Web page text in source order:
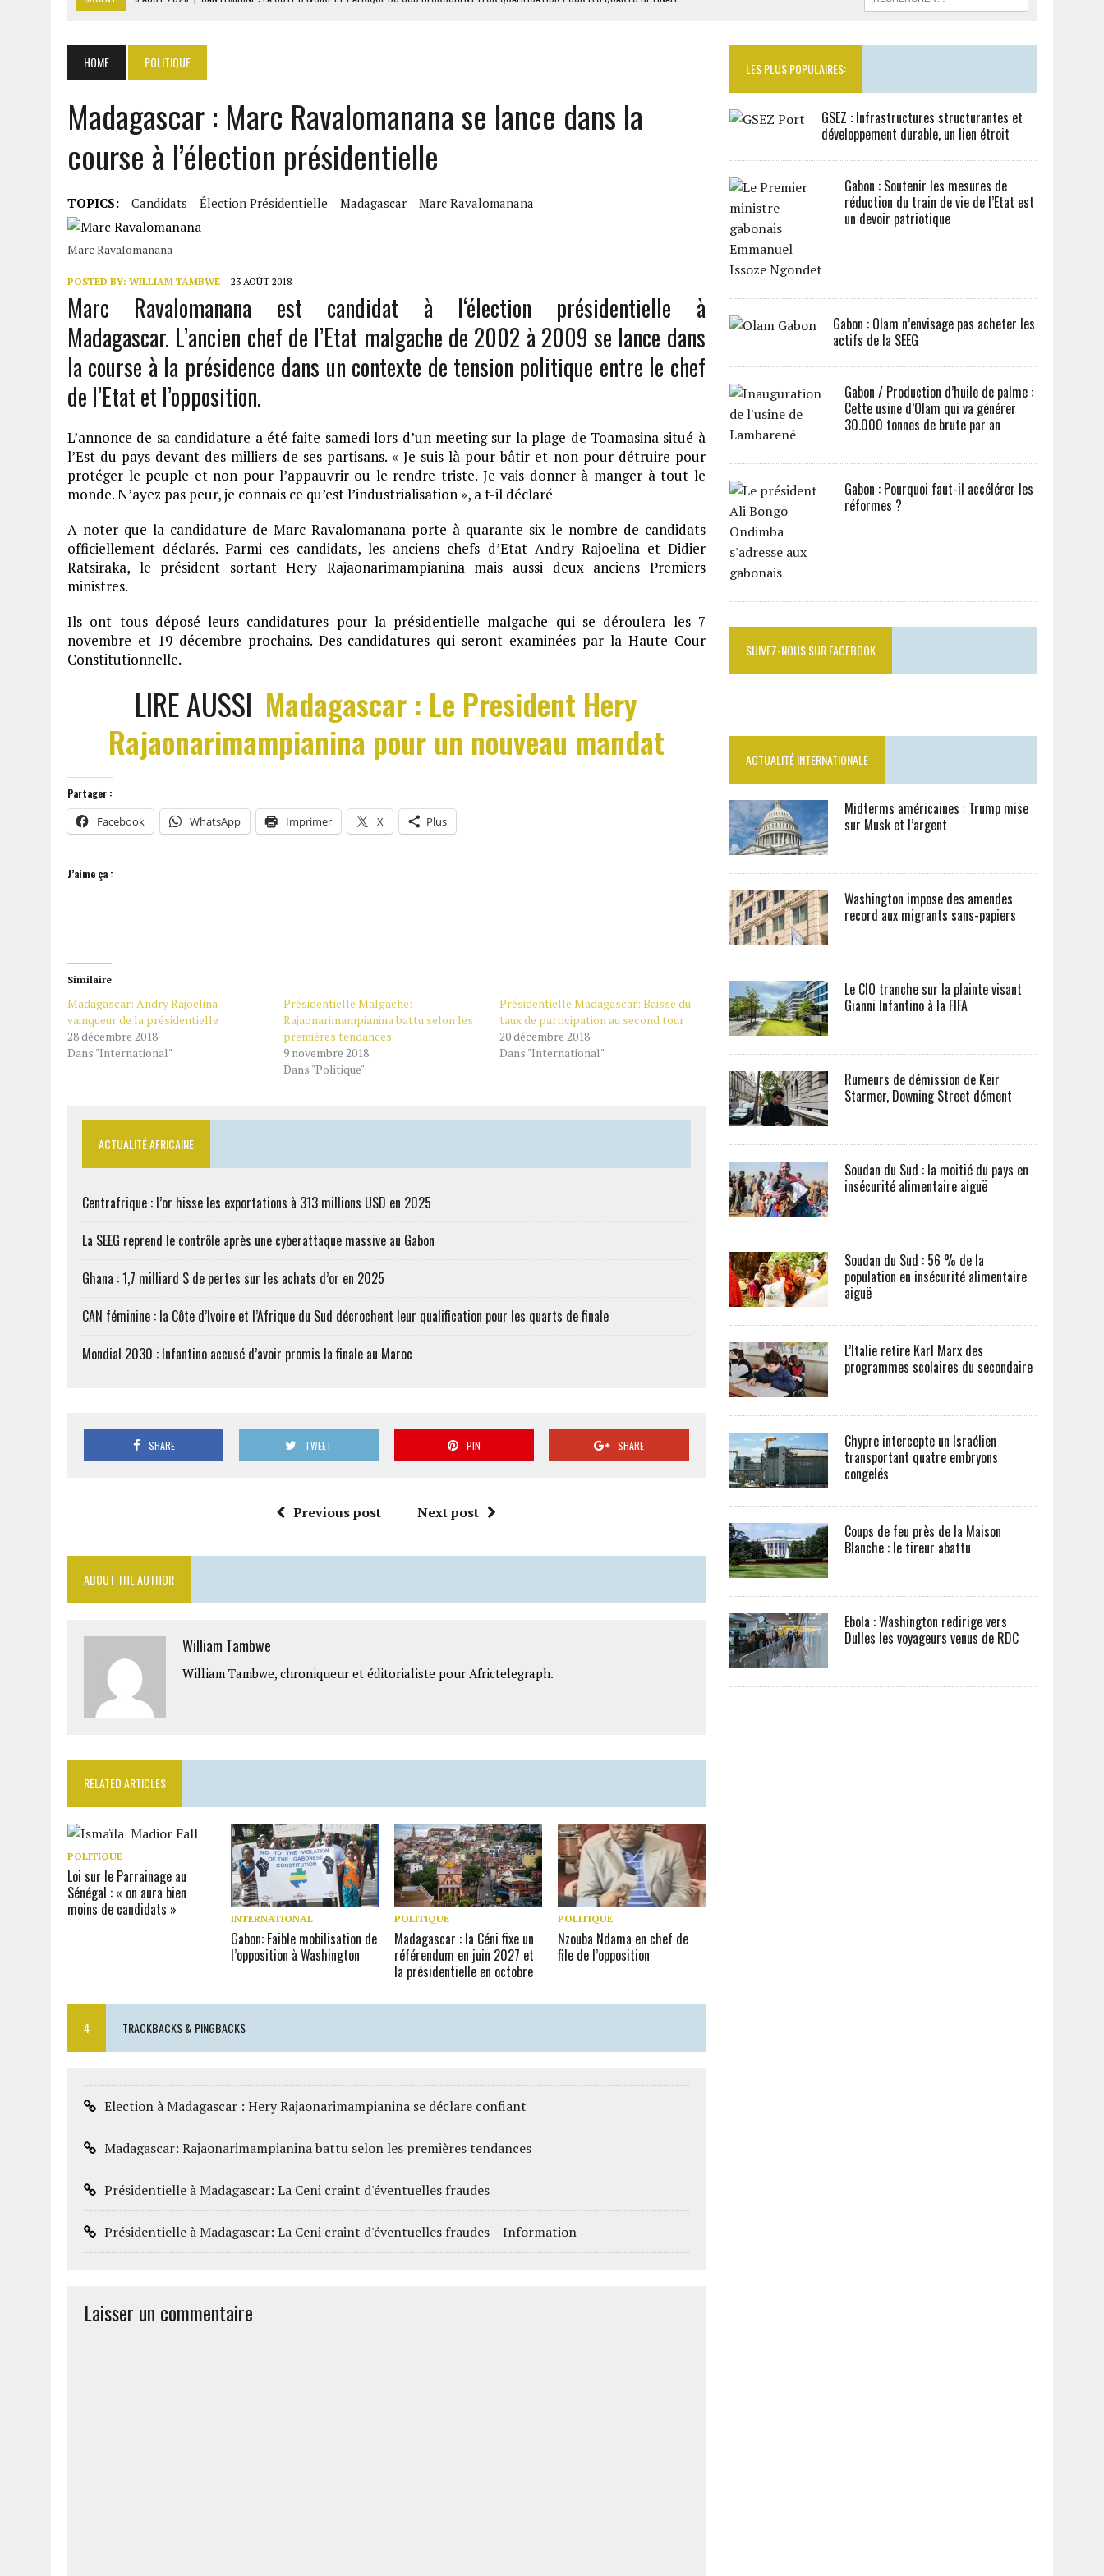
7 AOÛT 2026 | LA SEEG REPREND LE CONTRÔLE APRÈS UNE CYBERATTAQUE MASSIVE AU GABON
7 AOÛT 2026
GHANA : 1,7 MILLIARD $ DE PERTES SUR LES ACHATS D’OR EN 2025
HOME POLITIQUE
Madagascar : Marc Ravalomanana se lance dans la
course à l’élection présidentielle
TOPICS: Candidats Élection Présidentielle Madagascar Marc Ravalomanana
Marc Ravalomanana
POSTED BY: WILLIAM TAMBWE 23 AOÛT 2018
Marc Ravalomanana est candidat à l‘élection présidentielle à
Madagascar. L’ancien chef de l’Etat malgache de 2002 à 2009 se lance dans
la course à la présidence dans un contexte de tension politique entre le chef
de l’Etat et l’opposition.
L’annonce de sa candidature a été faite samedi lors d’un meeting sur la plage de Toamasina situé à
l’Est du pays devant des milliers de ses partisans. « Je suis là pour bâtir et non pour détruire pour
protéger le peuple et non pour l’appauvrir ou le rendre triste. Je vais donner à manger à tout le
monde. N’ayez pas peur, je connais ce qu’est l’industrialisation », a t-il déclaré
A noter que la candidature de Marc Ravalomanana porte à quarante-six le nombre de candidats
officiellement déclarés. Parmi ces candidats, les anciens chefs d’Etat Andry Rajoelina et Didier
Ratsiraka, le président sortant Hery Rajaonarimampianina mais aussi deux anciens Premiers
ministres.
Ils ont tous déposé leurs candidatures pour la présidentielle malgache qui se déroulera les 7
novembre et 19 décembre prochains. Des candidatures qui seront examinées par la Haute Cour
Constitutionnelle.
LIRE AUSSI Madagascar : Le President Hery
Rajaonarimampianina pour un nouveau mandat
Partager :
Facebook WhatsApp Imprimer X Plus
J’aime ça :
Similaire
Madagascar: Andry Rajoelina
vainqueur de la présidentielle
28 décembre 2018
Dans "International"
Présidentielle Malgache:
Rajaonarimampianina battu selon les
premières tendances
9 novembre 2018
Dans "Politique"
Présidentielle Madagascar: Baisse du
taux de participation au second tour
20 décembre 2018
Dans "International"
ACTUALITÉ AFRICAINE
Centrafrique : l’or hisse les exportations à 313 millions USD en 2025
La SEEG reprend le contrôle après une cyberattaque massive au Gabon
Ghana : 1,7 milliard $ de pertes sur les achats d’or en 2025
CAN féminine : la Côte d’Ivoire et l’Afrique du Sud décrochent leur qualification pour les quarts de finale
Mondial 2030 : Infantino accusé d’avoir promis la finale au Maroc
SHARE TWEET PIN SHARE
Previous post Next post
ABOUT THE AUTHOR
William Tambwe
William Tambwe, chroniqueur et éditorialiste pour Africtelegraph.
RELATED ARTICLES
POLITIQUE
Loi sur le Parrainage au
Sénégal : « on aura bien
moins de candidats »
INTERNATIONAL
Gabon: Faible mobilisation de
l’opposition à Washington
POLITIQUE
Madagascar : la Céni fixe un
référendum en juin 2027 et
la présidentielle en octobre
POLITIQUE
Nzouba Ndama en chef de
file de l’opposition
4 TRACKBACKS & PINGBACKS
Election à Madagascar : Hery Rajaonarimampianina se déclare confiant
Madagascar: Rajaonarimampianina battu selon les premières tendances
Présidentielle à Madagascar: La Ceni craint d'éventuelles fraudes
Présidentielle à Madagascar: La Ceni craint d'éventuelles fraudes – Information
Laisser un commentaire
LES PLUS POPULAIRES:
GSEZ : Infrastructures structurantes et
développement durable, un lien étroit
Gabon : Soutenir les mesures de
réduction du train de vie de l’Etat est
un devoir patriotique
Gabon : Olam n’envisage pas acheter les
actifs de la SEEG
Gabon / Production d’huile de palme :
Cette usine d’Olam qui va générer
30.000 tonnes de brute par an
Gabon : Pourquoi faut-il accélérer les
réformes ?
SUIVEZ-NOUS SUR FACEBOOK
ACTUALITÉ INTERNATIONALE
Midterms américaines : Trump mise
sur Musk et l’argent
Washington impose des amendes
record aux migrants sans-papiers
Le CIO tranche sur la plainte visant
Gianni Infantino à la FIFA
Rumeurs de démission de Keir
Starmer, Downing Street dément
Soudan du Sud : la moitié du pays en
insécurité alimentaire aiguë
Soudan du Sud : 56 % de la
population en insécurité alimentaire
aiguë
L’Italie retire Karl Marx des
programmes scolaires du secondaire
Chypre intercepte un Israélien
transportant quatre embryons
congelés
Coups de feu près de la Maison
Blanche : le tireur abattu
Ebola : Washington redirige vers
Dulles les voyageurs venus de RDC